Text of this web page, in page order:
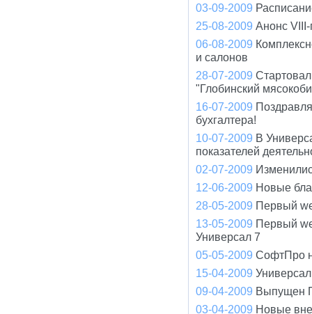
03-09-2009
25-08-2009 Анонс
06-08-2009
и салонов
28-07-2009
"Глобинский
16-07-2009
бухгалтера!
10-07-2009 В
показателей
02-07-2009
12-06-2009 Новые
28-05-2009 Первый
13-05-2009 Первый
Универсал 7
05-05-2009 СофтПро
15-04-2009
09-04-2009 Выпущен
03-04-2009 Новые